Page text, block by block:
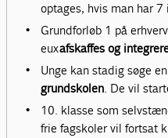
optages, hvis man har
Grundforløb 1 på
euxafskaffes og
Unge kan stadig søge
grundskolen. De vil
10. klasse som
frie fagskoler vil fortsat